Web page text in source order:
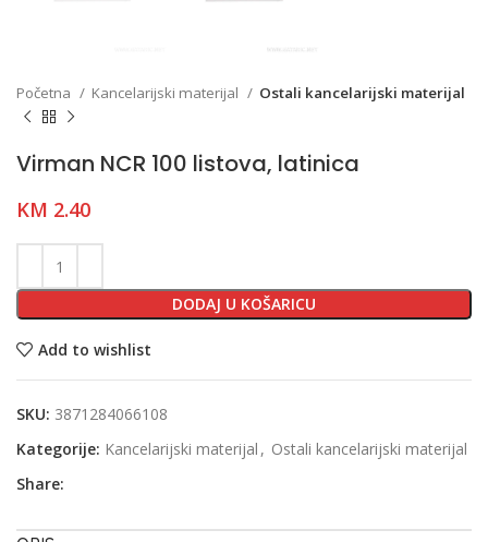
Početna Kancelarijski materijal Ostali kancelarijski materijal
Virman NCR 100 listova, latinica
KM 2.40
DODAJ U KOŠARICU
Add to wishlist
SKU: 3871284066108
Kategorije: Kancelarijski materijal , Ostali kancelarijski materijal
Share: